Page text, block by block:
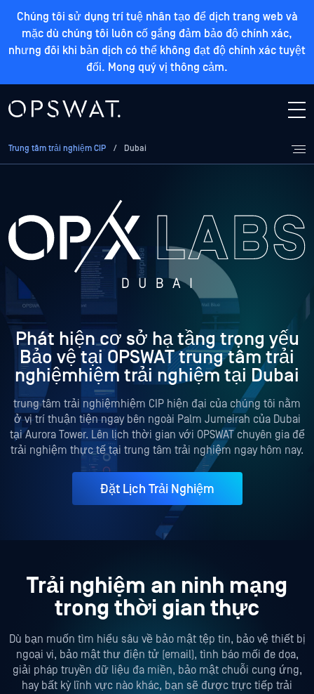
Chúng tôi sử dụng trí tuệ nhân tạo để dịch trang web và
mặc dù chúng tôi luôn cố gắng đảm bảo độ chính xác,
nhưng đôi khi bản dịch có thể không đạt độ chính xác tuyệt
đối. Mong quý vị thông cảm.
Trung tâm trải nghiệm CIP / Dubai
Phát hiện cơ sở hạ tầng trọng yếu
Bảo vệ tại OPSWAT trung tâm trải
nghiệmhiệm trải nghiệm tại Dubai
trung tâm trải nghiệmhiệm CIP hiện đại của chúng tôi nằm
ở vị trí thuận tiện ngay bên ngoài Palm Jumeirah của Dubai
tại Aurora Tower. Lên lịch thời gian với OPSWAT chuyên gia để
trải nghiệm thực tế tại trung tâm trải nghiệm ngay hôm nay.
Đặt Lịch Trải Nghiệm
Trải nghiệm an ninh mạng
trong thời gian thực
Dù bạn muốn tìm hiểu sâu về bảo mật tệp tin, bảo vệ thiết bị
ngoại vi, bảo mật thư điện tử (email), tình báo mối đe dọa,
giải pháp truyền dữ liệu đa miền, bảo mật chuỗi cung ứng,
hay bất kỳ lĩnh vực nào khác, bạn sẽ được trực tiếp trải